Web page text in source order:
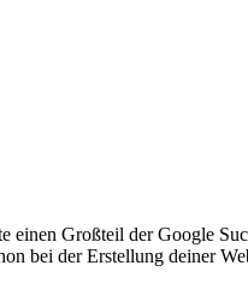
einen Großteil der Google
bei der Erstellung deiner